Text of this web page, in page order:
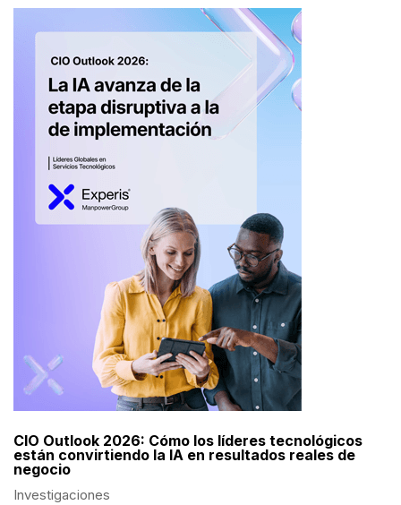
CIO Outlook 2026: Cómo los líderes tecnológicos
están convirtiendo la IA en resultados reales de
negocio
Investigaciones